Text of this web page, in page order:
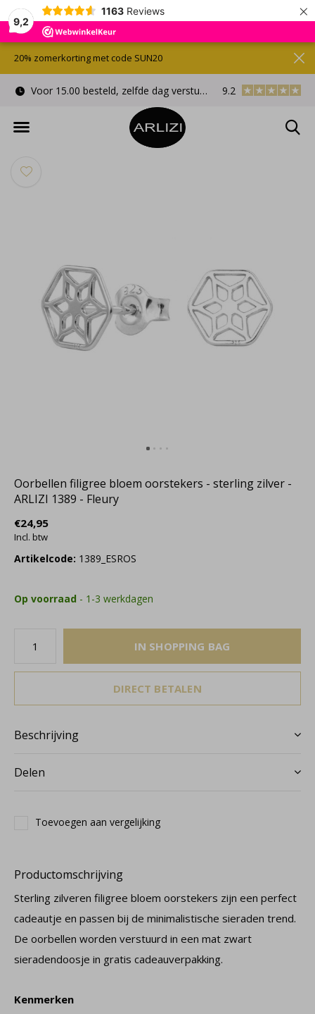
9,2
1163 Reviews ×
Voor 15.00 besteld, zelfde dag verstuurd Gratis
9.2
20% zomerkorting met code SUN20
Oorbellen filigree bloem oorstekers - sterling zilver -
ARLIZI 1389 - Fleury
€24,95
Incl. btw
Artikelcode: 1389_ESROS
Op voorraad - 1-3 werkdagen
IN SHOPPING BAG
DIRECT BETALEN
Beschrijving
Delen
Toevoegen aan vergelijking
Productomschrijving
Sterling zilveren filigree bloem oorstekers zijn een perfect
cadeautje en passen bij de minimalistische sieraden trend.
De oorbellen worden verstuurd in een mat zwart
sieradendoosje in gratis cadeauverpakking.
Kenmerken